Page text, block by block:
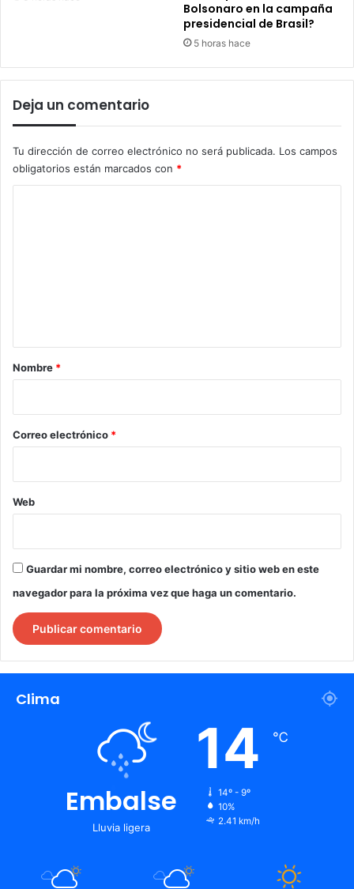
Bolsonaro en la campaña
presidencial de Brasil?
5 horas hace
Deja un comentario
Tu dirección de correo electrónico no será publicada. Los campos
obligatorios están marcados con *
r
*
Nombre *
Correo electrónico *
Web
Guardar mi nombre, correo electrónico y sitio web en este
navegador para la próxima vez que haga un comentario.
Clima
Embalse
Lluvia ligera
14 ℃
14º - 9º
10%
2.41 km/h